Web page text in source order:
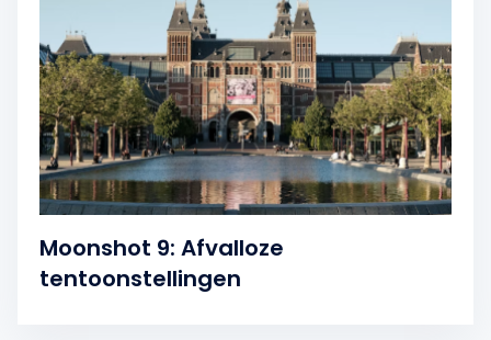
Moonshot 9: Afvalloze
tentoonstellingen